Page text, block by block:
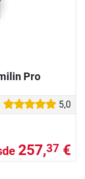
Pro
5,0
257,37 €